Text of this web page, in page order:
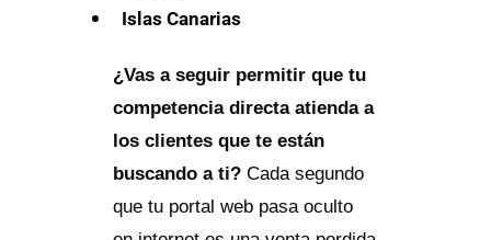
Islas Canarias
¿Vas a seguir permitir que tu
competencia directa atienda a
los clientes que te están
buscando a ti? Cada segundo
que tu portal web pasa oculto